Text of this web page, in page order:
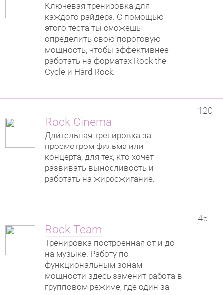
Ключевая тренировка для
каждого райдера. С помощью
этого теста ты сможешь
определить свою пороговую
мощность, чтобы эффективнее
работать на форматах Rock the
Cycle и Hard Rock.
Rock Cinema
Длительная тренировка за
просмотром фильма или
концерта, для тех, кто хочет
развивать выносливость и
работать на жиросжигание.
120
Rock Team
Тренировка построенная от и до
на музыке. Работу по
функциональным зонам
мощности здесь заменит работа в
групповом режиме, где один за
45